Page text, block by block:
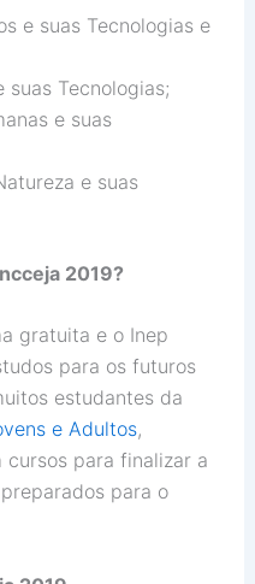
e suas Tecnologias e
suas Tecnologias;
e suas
e suas
2019?
gratuita e o Inep
para os futuros
estudantes da
e Adultos,
cursos para finalizar a
para o